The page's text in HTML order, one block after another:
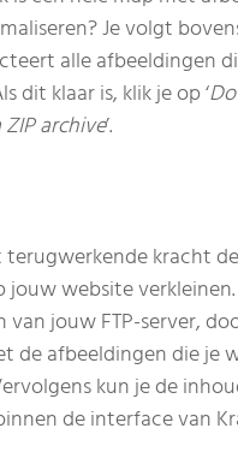
Je volgt
alle afbeeldingen
dit klaar is, klik je op ‘
archive’.
terugwerkende kracht de
jouw website
van jouw FTP-server,
de afbeeldingen die je
kun je de
de interface van